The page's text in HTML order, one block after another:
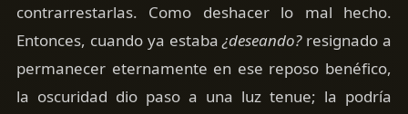
contrarrestarlas. Como deshacer lo mal hecho.
Entonces, cuando ya estaba¿deseando?resignado a
permanecer eternamente en ese reposo benéfico,
la oscuridad dio paso a una luz tenue; la podría